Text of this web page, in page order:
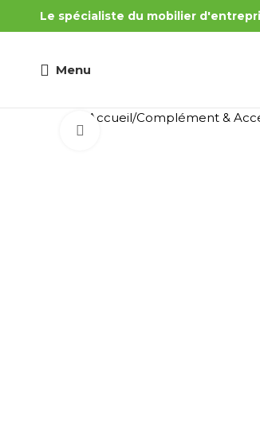
Le spécialiste du mobilier
Menu
Accueil Complément &